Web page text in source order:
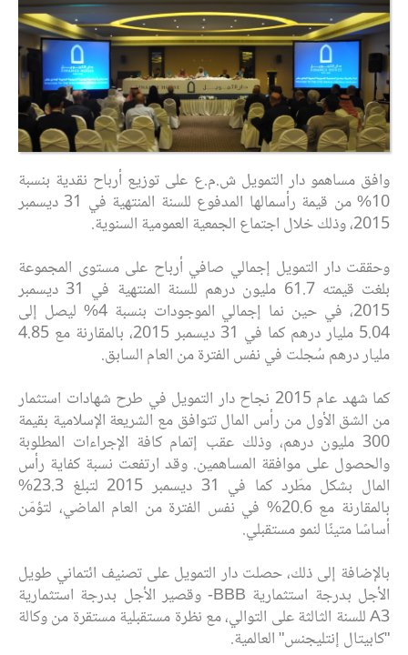
وافق مساهمو دار التمويل ش.م.ع على توزيع ‏أرباح نقدية بنسبة
10% من قيمة رأسمالها المدفوع للسنة المنتهية في 31 ديسمبر
2015، وذلك خلال اجتماع الجمعية العمومية السنوية.
وحققت دار التمويل إجمالي صافي أرباح على مستوى المجموعة
بلغت قيمته 61.7 مليون درهم للسنة المنتهية في 31 ديسمبر
2015، في حين نما إجمالي الموجودات بنسبة 4% ليصل إلى
5.04 مليار درهم كما في 31 ديسمبر 2015، بالمقارنة مع 4.85
مليار درهم سُجلت في نفس الفترة من العام السابق.
كما شهد عام 2015 نجاح دار التمويل في طرح شهادات استثمار
من الشق الأول من رأس المال تتوافق مع الشريعة الإسلامية بقيمة
300 مليون درهم، وذلك عقب إتمام كافة الإجراءات المطلوبة
والحصول على موافقة المساهمين. وقد ارتفعت نسبة كفاية رأس
المال بشكل مطّرد كما في 31 ديسمبر 2015 لتبلغ 23.3%
بالمقارنة مع 20.6% في نفس الفترة من العام الماضي، لتؤمّن
أساسًا متينًا لنمو مستقبلي.
بالإضافة إلى ذلك، حصلت دار التمويل على تصنيف ائتماني طويل
الأجل بدرجة استثمارية BBB- وقصير الأجل بدرجة استثمارية
A3 للسنة الثالثة على التوالي، مع نظرة مستقبلية مستقرة من وكالة
"كابيتال إنتليجنس" العالمية.